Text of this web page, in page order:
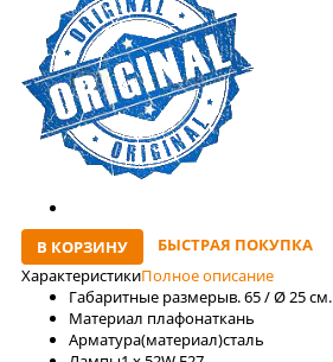
В КОРЗИНУ
БЫСТРАЯ ПОКУПКА
ХарактеристикиПолное описание
Габаритные размерыв. 65 / Ø 25 см.
Материал плафонаткань
Арматура(материал)сталь